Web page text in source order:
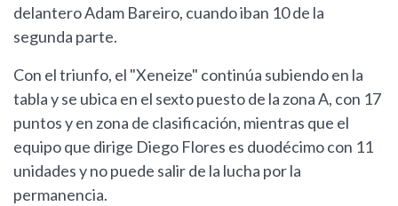
delantero Adam Bareiro, cuando iban 10 de la
segunda parte.
Con el triunfo, el "Xeneize" continúa subiendo en la
tabla y se ubica en el sexto puesto de la zona A, con 17
puntos y en zona de clasificación, mientras que el
equipo que dirige Diego Flores es duodécimo con 11
unidades y no puede salir de la lucha por la
permanencia.